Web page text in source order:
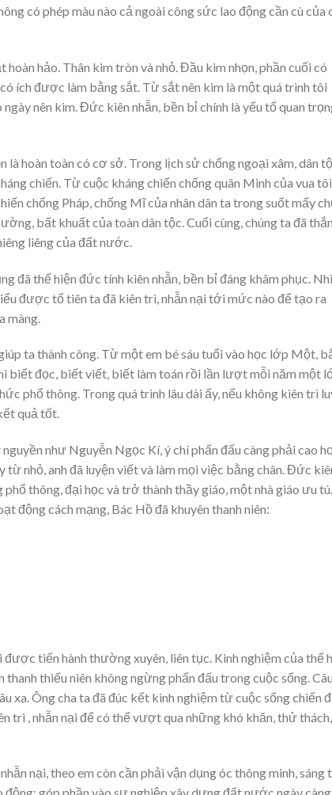
có phép màu nào cả ngoài công sức lao động cần cù của
hảo. Thân kim tròn và nhỏ. Đầu kim nhọn, phần cuối có
ích được làm bằng sắt. Từ sắt nên kim là một quá trình tôi
nên kim. Đức kiên nhẫn, bền bỉ chính là yếu tố quan
hoàn toàn có cơ sở. Trong lịch sử chống ngoại xâm, dân
chiến. Từ cuộc kháng chiến chống quân Minh của vua tôi
chống Pháp, chống Mĩ của nhân dân ta trong suốt mấy
bất khuất của toàn dân tộc. Cuối cùng, chúng ta đã
liêng của đất nước.
đã thể hiện đức tính kiên nhẫn, bền bỉ đáng khâm phục.
được tổ tiên ta đã kiên trì, nhẫn nại tới mức nào để tạo ra
màng.
ta thành công. Từ một em bé sáu tuổi vào học lớp Một,
biết đọc, biết viết, biết làm toán rồi lần lượt mỗi năm một
phổ thông. Trong quá trình lâu dài ấy, nếu không kiên trì
quả tốt.
như Nguyễn Ngọc Kí, ý chí phấn đấu càng phải cao
nhỏ, anh đã luyện viết và làm mọi việc bằng chân. Đức
thông, đại học và trở thành thầy giáo, một nhà giáo ưu tú.
động cách mạng, Bác Hồ đã khuyên thanh niên:
tiến hành thường xuyên, liên tục. Kinh nghiệm của thế
thiếu niên không ngừng phấn đấu trong cuộc sống. Câu
xa. Ông cha ta đã đúc kết kinh nghiệm từ cuộc sống chiến
trì , nhẫn nại để có thể vượt qua những khó khăn, thử
nại, theo em còn cần phải vận dụng óc thông minh, sáng